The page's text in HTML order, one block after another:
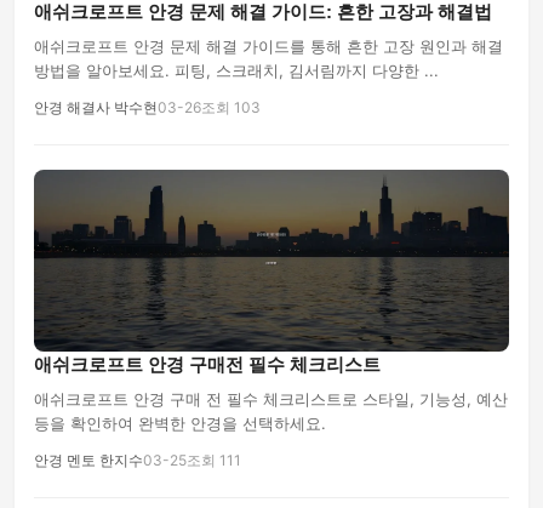
애쉬크로프트 안경 문제 해결 가이드: 흔한 고장과 해결법
애쉬크로프트 안경 문제 해결 가이드를 통해 흔한 고장 원인과 해결
방법을 알아보세요. 피팅, 스크래치, 김서림까지 다양한 ...
안경 해결사 박수현03-26조회 103
애쉬크로프트 안경 구매전 필수 체크리스트
애쉬크로프트 안경 구매 전 필수 체크리스트로 스타일, 기능성, 예산
등을 확인하여 완벽한 안경을 선택하세요.
안경 멘토 한지수03-25조회 111